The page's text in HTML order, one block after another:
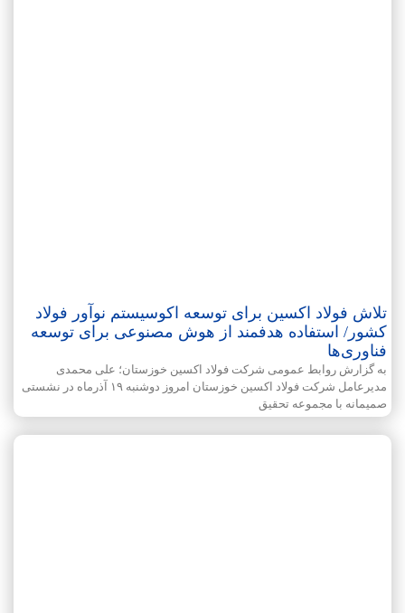
تلاش فولاد اکسین برای توسعه اکوسیستم نوآور فولاد
کشور/ استفاده هدفمند از هوش مصنوعی برای توسعه
فناوری‌ها
به گزارش روابط عمومی شرکت فولاد اکسین خوزستان؛ علی محمدی
مدیرعامل شرکت فولاد اکسین خوزستان امروز دوشنبه ۱۹ آذرماه در نشستی
صمیمانه با مجموعه تحقیق